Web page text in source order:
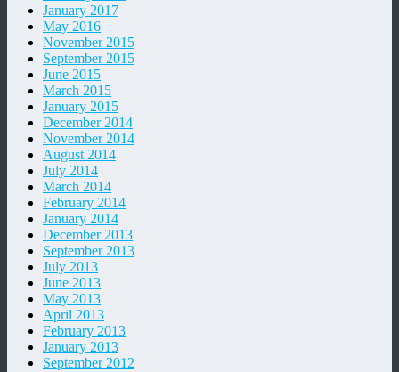
January 2017
May 2016
November 2015
September 2015
June 2015
March 2015
January 2015
December 2014
November 2014
August 2014
July 2014
March 2014
February 2014
January 2014
December 2013
September 2013
July 2013
June 2013
May 2013
April 2013
February 2013
January 2013
September 2012